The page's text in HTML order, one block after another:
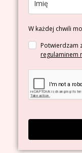
W każdej chwili
Potwierdzam
regulaminem